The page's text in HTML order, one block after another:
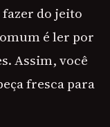
fazer do jeito
é ler por
Assim, você
fresca para